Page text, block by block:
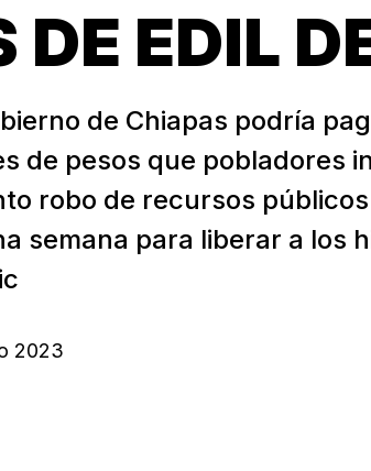
DE EDIL
de Chiapas podría
de pesos que pobladores
robo de recursos
semana para liberar a los
2023